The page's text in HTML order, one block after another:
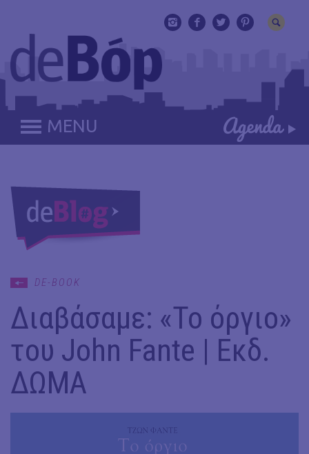
MENU
DE-BOOK
Διαβάσαμε: «Το όργιο»
του John Fante | Εκδ.
ΔΩΜΑ